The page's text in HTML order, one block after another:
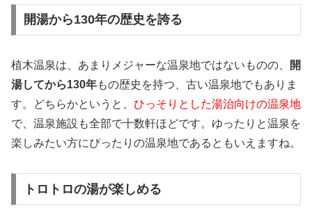
開湯から130年の歴史を誇る
植木温泉は、あまりメジャーな温泉地ではないものの、
開
湯してから130年もの歴史を持つ、古い温泉地でもありま
す。どちらかというと、 ひっそりとした湯治向けの温泉地
で、温泉施設も全部で十数軒ほどです。ゆったりと温泉を
楽しみたい方にぴったりの温泉地であるともいえますね。
トロトロの湯が楽しめる